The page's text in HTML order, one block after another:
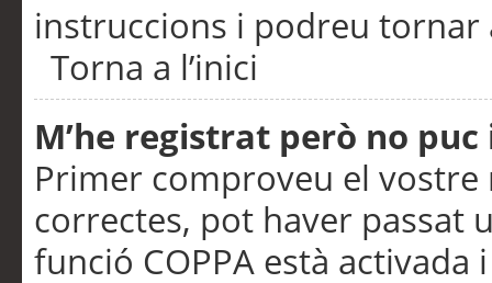
instruccions i podreu tornar
Torna a l’inici
M’he registrat però no
Primer comproveu el vostre
correctes, pot haver passat
funció COPPA està